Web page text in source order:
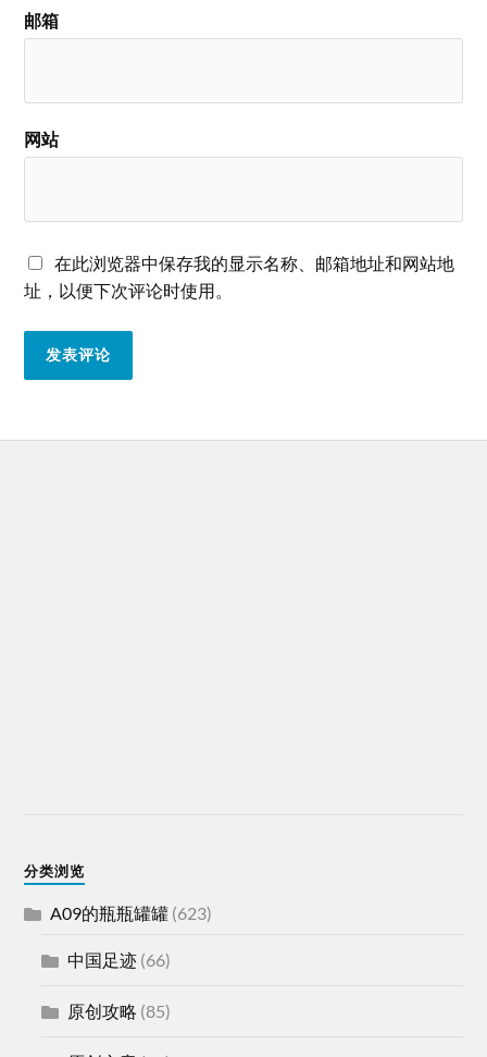
邮箱
网站
在此浏览器中保存我的显示名称、邮箱地址和网站地
址，以便下次评论时使用。
分类浏览
A09的瓶瓶罐罐 (623)
中国足迹 (66)
原创攻略 (85)